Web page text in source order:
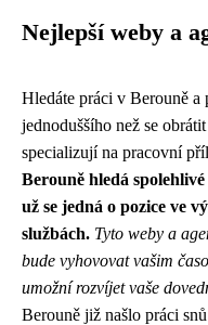
Nejlepší weby a
Hledáte práci v Berouně a
jednoduššího než se
specializují na pracovní
Berouně hledá
už se jedná o pozice ve
službách. Tyto weby a
bude vyhovovat vašim
umožní rozvíjet vaše
Berouně již našlo práci